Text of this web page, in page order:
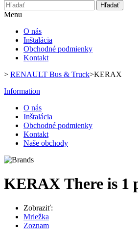
Hľadať
Menu
O nás
Inštalácia
Obchodné podmienky
Kontakt
> RENAULT Bus & Truck>KERAX
Information
O nás
Inštalácia
Obchodné podmienky
Kontakt
Naše obchody
KERAX There is 1
Zobraziť:
Mriežka
Zoznam